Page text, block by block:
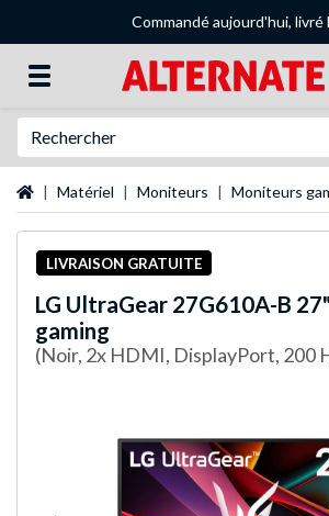
Commandé aujourd'hui, livré
Page d'accueil
Matériel Moniteurs Moniteurs
LIVRAISON GRATUITE
LG UltraGear 27G610A-B
gaming
(Noir, 2x HDMI, DisplayPort, 200